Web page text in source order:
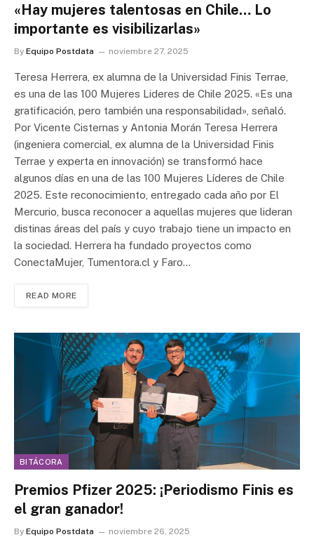
«Hay mujeres talentosas en Chile… Lo
importante es visibilizarlas»
By Equipo Postdata noviembre 27, 2025
Teresa Herrera, ex alumna de la Universidad Finis Terrae,
es una de las 100 Mujeres Lideres de Chile 2025. «Es una
gratificación, pero también una responsabilidad», señaló.
Por Vicente Cisternas y Antonia Morán Teresa Herrera
(ingeniera comercial, ex alumna de la Universidad Finis
Terrae y experta en innovación) se transformó hace
algunos días en una de las 100 Mujeres Líderes de Chile
2025. Este reconocimiento, entregado cada año por El
Mercurio, busca reconocer a aquellas mujeres que lideran
distinas áreas del país y cuyo trabajo tiene un impacto en
la sociedad. Herrera ha fundado proyectos como
ConectaMujer, Tumentora.cl y Faro…
READ MORE
BITÁCORA
Premios Pfizer 2025: ¡Periodismo Finis es
el gran ganador!
By Equipo Postdata noviembre 26, 2025